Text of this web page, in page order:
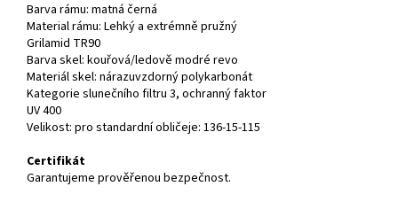
Barva rámu: matná černá
Material rámu: Lehký a extrémně pružný
Grilamid TR90
Barva skel: kouřová/ledově modré revo
Materiál skel: nárazuvzdorný polykarbonát
Kategorie slunečního filtru 3, ochranný faktor
UV 400
Velikost: pro standardní obličeje: 136-15-115
Certifikát
Garantujeme prověřenou bezpečnost.